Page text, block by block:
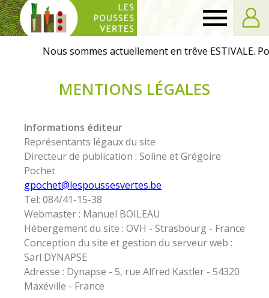
Pousses
Vertes
MENTIONS LÉGALES
Informations éditeur
Représentants légaux du site
Directeur de publication : Soline et Grégoire
Pochet
gpochet@lespoussesvertes.be
Tel: 084/41-15-38
Webmaster : Manuel BOILEAU
Hébergement du site : OVH - Strasbourg - France
Conception du site et gestion du serveur web :
Sarl DYNAPSE
Adresse : Dynapse - 5, rue Alfred Kastler - 54320
Maxéville - France